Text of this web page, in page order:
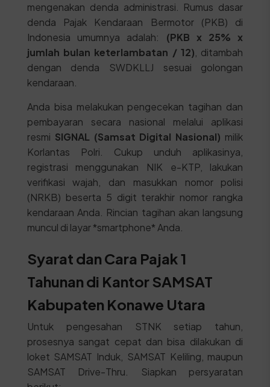
mengenakan denda administrasi. Rumus dasar
denda Pajak Kendaraan Bermotor (PKB) di
Indonesia umumnya adalah: (PKB x 25% x
jumlah bulan keterlambatan / 12) , ditambah
dengan denda SWDKLLJ sesuai golongan
kendaraan.
Anda bisa melakukan pengecekan tagihan dan
pembayaran secara nasional melalui aplikasi
resmi SIGNAL (Samsat Digital Nasional) milik
Korlantas Polri. Cukup unduh aplikasinya,
registrasi menggunakan NIK e-KTP, lakukan
verifikasi wajah, dan masukkan nomor polisi
(NRKB) beserta 5 digit terakhir nomor rangka
kendaraan Anda. Rincian tagihan akan langsung
muncul di layar *smartphone* Anda.
Syarat dan Cara Pajak 1
Tahunan di Kantor SAMSAT
Kabupaten Konawe Utara
Untuk pengesahan STNK setiap tahun,
prosesnya sangat cepat dan bisa dilakukan di
loket SAMSAT Induk, SAMSAT Keliling, maupun
SAMSAT Drive-Thru. Siapkan persyaratan